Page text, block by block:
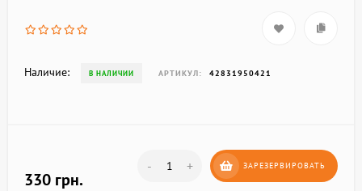
Наличие: В НАЛИЧИИ АРТИКУЛ: 42831950421
330 грн.
- + ЗАРЕЗЕРВИРОВАТЬ